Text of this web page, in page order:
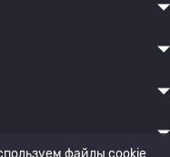
файлы cookie